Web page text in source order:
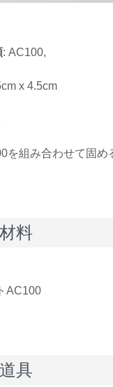
: AC100,
x 4.5cm
を組み合わせて固め
料
AC100
具